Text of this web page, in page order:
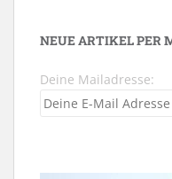
NEUE ARTIKEL PER
Deine Mailadresse: